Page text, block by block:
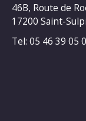
46B, Route de
17200 Saint-
Tel: 05 46 39 05